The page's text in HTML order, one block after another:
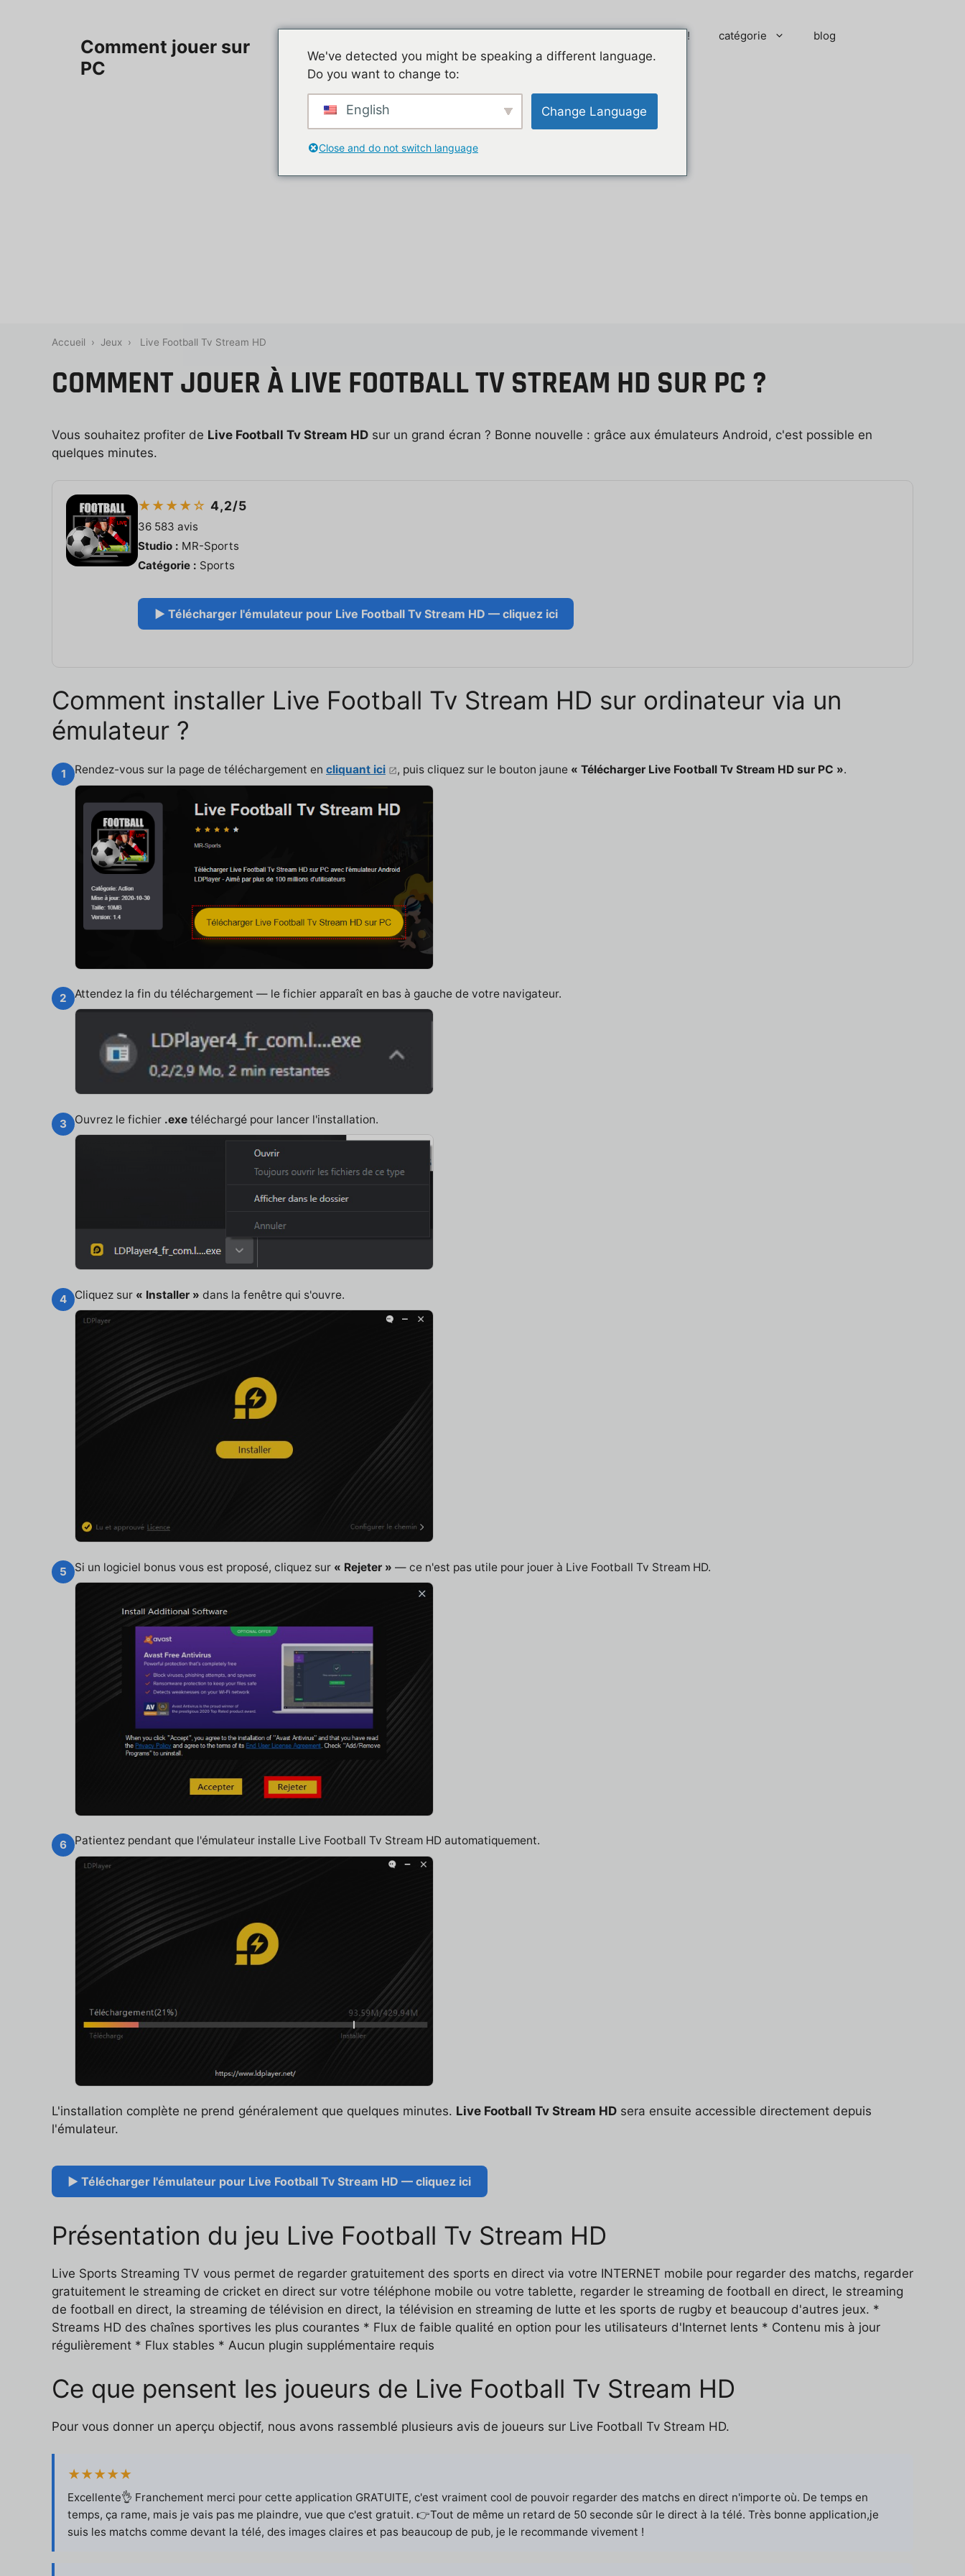
Comment jouer sur
PC
Les jeux mobiles du moment ! catégorie blog
Contact
Accueil › Jeux › Live Football Tv Stream HD
COMMENT JOUER À LIVE FOOTBALL TV STREAM HD SUR PC ?
Vous souhaitez profiter de Live Football Tv Stream HD sur un grand écran ? Bonne nouvelle : grâce aux émulateurs Android, c'est possible en
quelques minutes.
★★★★☆4,2/5
36 583 avis
Studio : MR-Sports
Catégorie : Sports
▶ Télécharger l'émulateur pour Live Football Tv Stream HD — cliquez ici
Comment installer Live Football Tv Stream HD sur ordinateur via un
émulateur ?
1 Rendez-vous sur la page de téléchargement en cliquant ici , puis cliquez sur le bouton jaune « Télécharger Live Football Tv Stream HD sur PC ».
2 Attendez la fin du téléchargement — le fichier apparaît en bas à gauche de votre navigateur.
3 Ouvrez le fichier .exe téléchargé pour lancer l'installation.
4 Cliquez sur « Installer » dans la fenêtre qui s'ouvre.
5 Si un logiciel bonus vous est proposé, cliquez sur « Rejeter » — ce n'est pas utile pour jouer à Live Football Tv Stream HD.
6 Patientez pendant que l'émulateur installe Live Football Tv Stream HD automatiquement.
L'installation complète ne prend généralement que quelques minutes. Live Football Tv Stream HD sera ensuite accessible directement depuis
l'émulateur.
▶ Télécharger l'émulateur pour Live Football Tv Stream HD — cliquez ici
Présentation du jeu Live Football Tv Stream HD
Live Sports Streaming TV vous permet de regarder gratuitement des sports en direct via votre INTERNET mobile pour regarder des matchs, regarder
gratuitement le streaming de cricket en direct sur votre téléphone mobile ou votre tablette, regarder le streaming de football en direct, le streaming
de football en direct, la streaming de télévision en direct, la télévision en streaming de lutte et les sports de rugby et beaucoup d'autres jeux. *
Streams HD des chaînes sportives les plus courantes * Flux de faible qualité en option pour les utilisateurs d'Internet lents * Contenu mis à jour
régulièrement * Flux stables * Aucun plugin supplémentaire requis
Ce que pensent les joueurs de Live Football Tv Stream HD
Pour vous donner un aperçu objectif, nous avons rassemblé plusieurs avis de joueurs sur Live Football Tv Stream HD.
★★★★★
Excellente👌 Franchement merci pour cette application GRATUITE, c'est vraiment cool de pouvoir regarder des matchs en direct n'importe où. De temps en
temps, ça rame, mais je vais pas me plaindre, vue que c'est gratuit. 👉Tout de même un retard de 50 seconde sûr le direct à la télé. Très bonne application,je
suis les matchs comme devant la télé, des images claires et pas beaucoup de pub, je le recommande vivement !
We've detected you might be speaking a different language.
Do you want to change to:
English Change Language
Close and do not switch language